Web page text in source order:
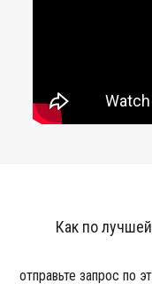
Как по
отправьте запрос по